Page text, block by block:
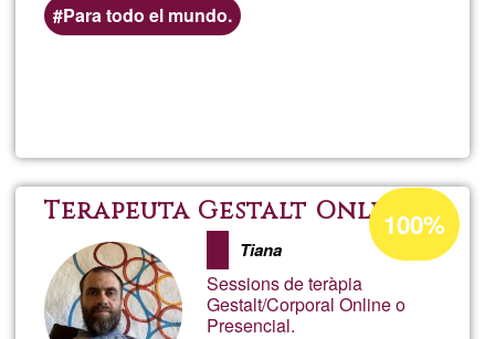
Para todo el mundo.
Terapeuta Gestalt Online
Tiana
Sessions de teràpia
Gestalt/Corporal Online o
Presencial.
Percentatge
d'acceptació
de
G1
100%